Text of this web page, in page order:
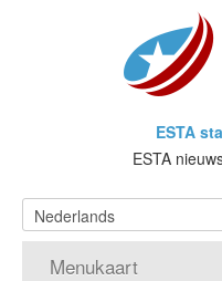
ESTA
ESTA
Menukaart